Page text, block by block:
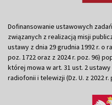
Dofinansowanie ustawowych
związanych z realizacją misji
ustawy z dnia 29 grudnia 1992 r. o
poz. 1722 oraz z 2024 r. poz. 96)
której mowa w art. 31 ust. 2 ustawy
radiofonii i telewizji (Dz. U. z 2022 r.